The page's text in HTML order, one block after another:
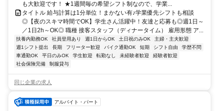
も大歓迎です！ ★1週間毎の希望シフト制なので、学業...
タイトル 給与計算は1分単位！まかない有♪学業優先シフトも相談
◎【夜のスキマ時間でOK】学生さん活躍中！友達と応募も◎週1日～
／1日2h～OK◎ 職種 接客スタッフ（ディナータイム） 雇用形態 ア...
扶養内勤務OK 社員登用あり 週1日からOK 土日祝のみOK
主婦・主夫歓迎
週1シフト提出
長期 フリーター歓迎 バイク通勤OK 短期 シフト自由
学歴不問
車通勤OK
平日のみOK 学生歓迎 転勤なし 未経験者歓迎
経験者歓迎
社会保険完備
制服貸与
同じ企業の求人
アルバイト・パート